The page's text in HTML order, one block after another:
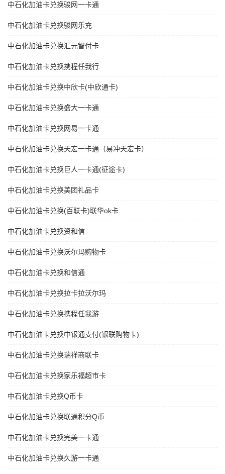
中石化加油卡兑换骏网一卡通
中石化加油卡兑换骏网乐充
中石化加油卡兑换汇元智付卡
中石化加油卡兑换携程任我行
中石化加油卡兑换中欣卡(中欣通卡)
中石化加油卡兑换盛大一卡通
中石化加油卡兑换网易一卡通
中石化加油卡兑换天宏一卡通（易冲天宏卡）
中石化加油卡兑换巨人一卡通(征途卡)
中石化加油卡兑换美团礼品卡
中石化加油卡兑换(百联卡)联华ok卡
中石化加油卡兑换资和信
中石化加油卡兑换沃尔玛购物卡
中石化加油卡兑换和信通
中石化加油卡兑换拉卡拉沃尔玛
中石化加油卡兑换携程任我游
中石化加油卡兑换中银通支付(银联购物卡)
中石化加油卡兑换瑞祥商联卡
中石化加油卡兑换家乐福超市卡
中石化加油卡兑换Q币卡
中石化加油卡兑换联通积分Q币
中石化加油卡兑换完美一卡通
中石化加油卡兑换久游一卡通